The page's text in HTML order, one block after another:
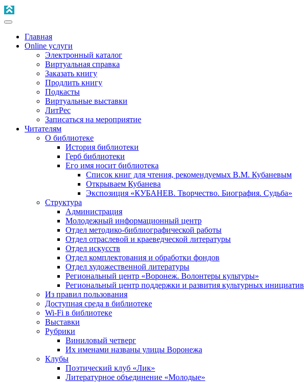
Главная
Online услуги
Электронный каталог
Виртуальная справка
Заказать книгу
Продлить книгу
Подкасты
Виртуальные выставки
ЛитРес
Записаться на мероприятие
Читателям
О библиотеке
История библиотеки
Герб библиотеки
Его имя носит библиотека
Список книг для чтения, рекомендуемых В.М. Кубаневым
Открываем Кубанева
Экспозиция «КУБАНЕВ. Творчество. Биография. Судьба»
Структура
Администрация
Молодежный информационный центр
Отдел методико-библиографической работы
Отдел отраслевой и краеведческой литературы
Отдел искусств
Отдел комплектования и обработки фондов
Отдел художественной литературы
Региональный центр «Воронеж. Волонтеры культуры»
Региональный центр поддержки и развития культурных инициатив
Из правил пользования
Доступная среда в библиотеке
Wi-Fi в библиотеке
Выставки
Рубрики
Виниловый четверг
Их именами названы улицы Воронежа
Клубы
Поэтический клуб «Лик»
Литературное объединение «Молодые»